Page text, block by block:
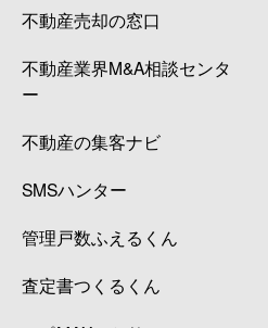
不動産売却の窓口
不動産業界M&A相談センタ
ー
不動産の集客ナビ
SMSハンター
管理戸数ふえるくん
査定書つくるくん